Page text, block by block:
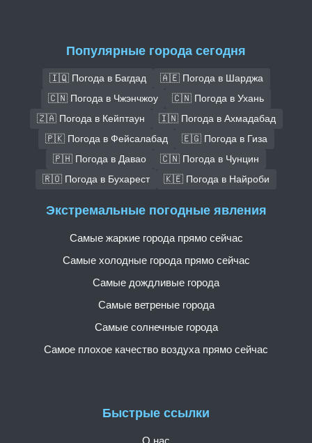
Популярные города сегодня
🇮🇶 Погода в Багдад
🇦🇪 Погода в Шарджа
🇨🇳 Погода в Чжэнчжоу
🇨🇳 Погода в Ухань
🇿🇦 Погода в Кейптаун
🇮🇳 Погода в Ахмадабад
🇵🇰 Погода в Фейсалабад
🇪🇬 Погода в Гиза
🇵🇭 Погода в Давао
🇨🇳 Погода в Чунцин
🇷🇴 Погода в Бухарест
🇰🇪 Погода в Найроби
Быстрые ссылки
О нас
Экстремальные погодные явления
Самые жаркие города прямо сейчас
Самые холодные города прямо сейчас
Самые дождливые города
Самые ветреные города
Самые солнечные города
Самое плохое качество воздуха прямо сейчас